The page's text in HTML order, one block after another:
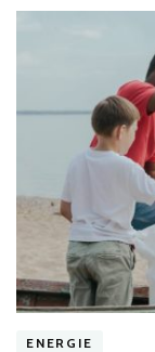
ENERGIE